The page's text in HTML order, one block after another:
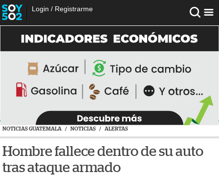
Login / Registrarme
NOTICIAS GUATEMALA / NOTICIAS / ALERTAS
Hombre fallece dentro de su auto
tras ataque armado